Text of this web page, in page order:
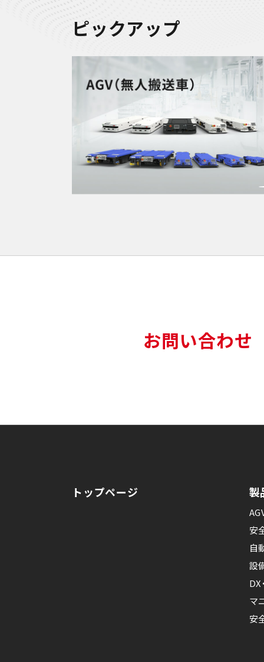
ピックアップ
お問い合わせ
トップページ 製
安
自
設
マ
安